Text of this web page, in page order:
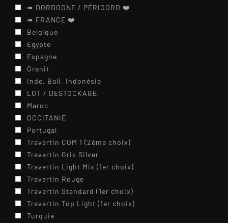
➠ DORDOGNE / PÉRIGORD ❤️️
➠ FRANCE ❤️️
Belgique
Egypte
Espagne
Granit
Inde, Bali, Indonésie
LOT / DESTOCKAGE
Maroc
OCCITANIE
Portugal
Travertin COM 1 (2ème choix)
Travertin Gris Silver
Travertin Light Mix (1er choix)
Travertin Rouge
Travertin Standard (1er choix)
Travertin Top Light (1er choix)
Turquie